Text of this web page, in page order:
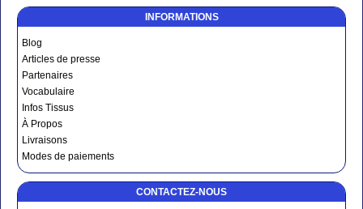
INFORMATIONS
Blog
Articles de presse
Partenaires
Vocabulaire
Infos Tissus
À Propos
Livraisons
Modes de paiements
CONTACTEZ-NOUS